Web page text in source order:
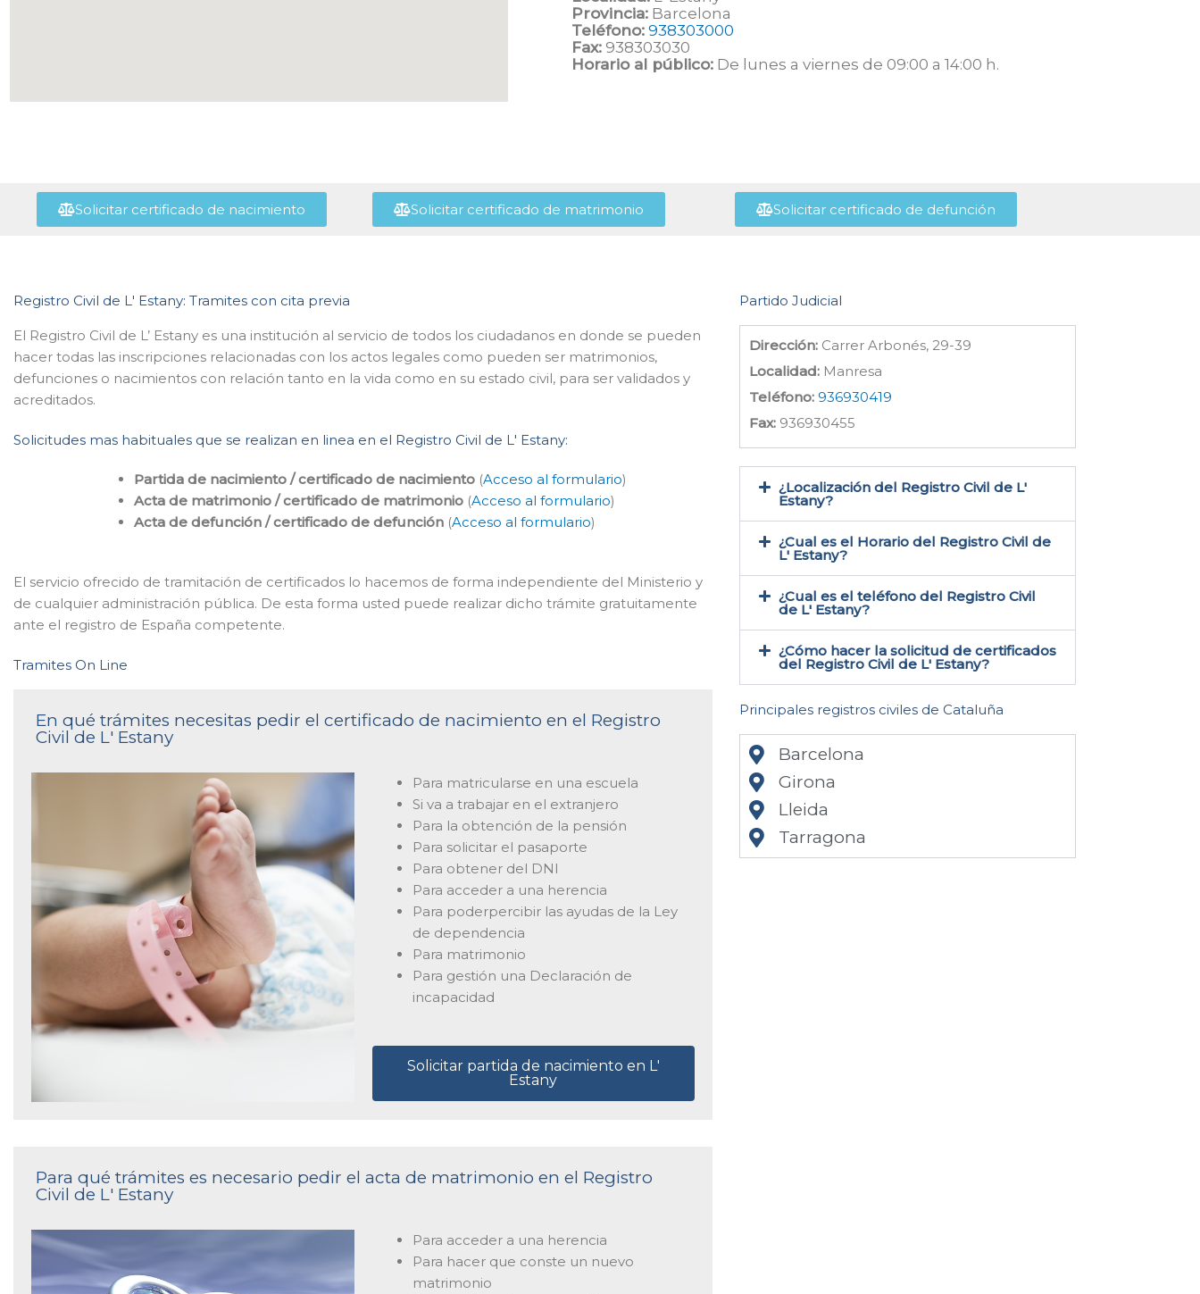
Provincia: Barcelona
Teléfono: 938303000
Fax: 938303030
Horario al público: De lunes a viernes de 09:00 a 14:00 h.
Solicitar certificado de nacimiento Solicitar certificado de matrimonio Solicitar certificado de defunción
Registro Civil de L' Estany: Tramites con cita previa
El Registro Civil de L’ Estany es una institución al servicio de todos los ciudadanos en donde se pueden
hacer todas las inscripciones relacionadas con los actos legales como pueden ser matrimonios,
defunciones o nacimientos con relación tanto en la vida como en su estado civil, para ser validados y
acreditados.
Solicitudes mas habituales que se realizan en linea en el Registro Civil de L' Estany:
Partida de nacimiento / certificado de nacimiento (Acceso al formulario)
Acta de matrimonio / certificado de matrimonio (Acceso al formulario)
Acta de defunción / certificado de defunción (Acceso al formulario)
El servicio ofrecido de tramitación de certificados lo hacemos de forma independiente del Ministerio y
de cualquier administración pública. De esta forma usted puede realizar dicho trámite gratuitamente
ante el registro de España competente.
Tramites On Line
En qué trámites necesitas pedir el certificado de nacimiento en el Registro
Civil de L' Estany
Para matricularse en una escuela
Si va a trabajar en el extranjero
Para la obtención de la pensión
Para solicitar el pasaporte
Para obtener del DNI
Para acceder a una herencia
Para poderpercibir las ayudas de la Ley
de dependencia
Para matrimonio
Para gestión una Declaración de
incapacidad
Solicitar partida de nacimiento en L'
Estany
Para qué trámites es necesario pedir el acta de matrimonio en el Registro
Civil de L' Estany
Para acceder a una herencia
Para hacer que conste un nuevo
matrimonio
Partido Judicial
Dirección: Carrer Arbonés, 29-39
Localidad: Manresa
Teléfono: 936930419
Fax: 936930455
¿Localización del Registro Civil de L'
Estany​?
¿Cual es el Horario del Registro Civil de
L' Estany?
¿Cual es el teléfono del Registro Civil
de L' Estany​?
¿Cómo hacer la solicitud de certificados
del Registro Civil de L' Estany​?
Principales registros civiles de Cataluña
Barcelona
Girona
Lleida
Tarragona